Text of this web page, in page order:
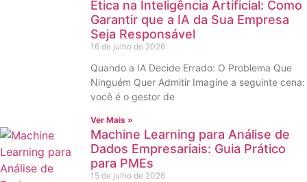
Ética na Inteligência Artificial: Como
Garantir que a IA da Sua Empresa
Seja Responsável
16 de julho de 2026
Quando a IA Decide Errado: O Problema Que
Ninguém Quer Admitir Imagine a seguinte cena:
você é o gestor de
Ver Mais »
Machine Learning para Análise de
Dados Empresariais: Guia Prático
para PMEs
15 de julho de 2026